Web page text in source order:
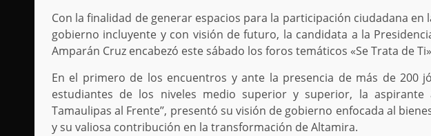
Con la finalidad de generar espacios para la participación ciudadana
gobierno incluyente y con visión de futuro, la candidata a la
Amparán Cruz encabezó este sábado los foros temáticos «Se Trata de
En el primero de los encuentros y ante la presencia de más de 200
estudiantes de los niveles medio superior y superior, la
Tamaulipas al Frente’’, presentó su visión de gobierno enfocada al
y su valiosa contribución en la transformación de Altamira.